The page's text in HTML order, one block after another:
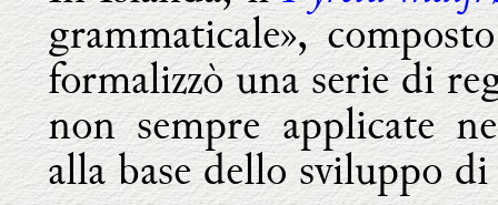
grammaticale»,
formalizzò una serie di
non sempre applicate
alla base dello sviluppo